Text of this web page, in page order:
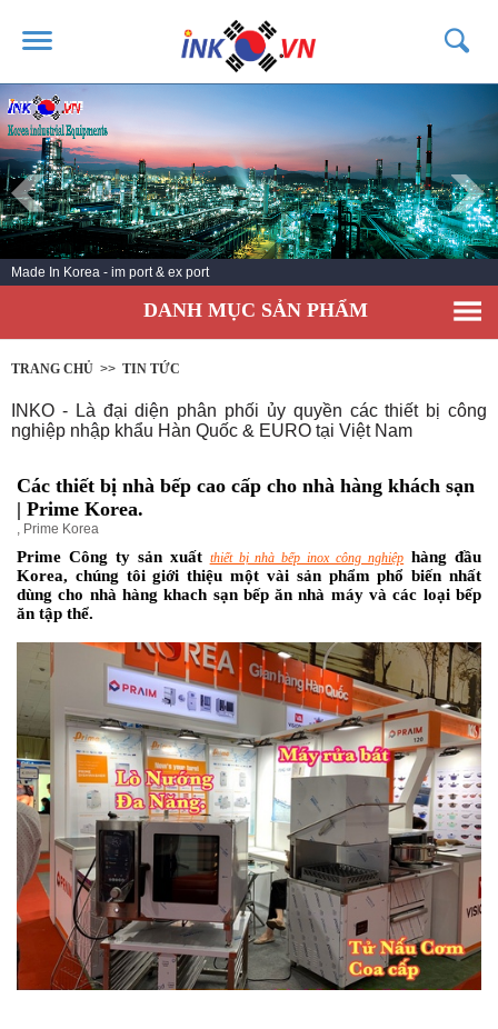
TRANG CHỦ
GIỚI THIỆU
SẢN PHẨM
DỊCH VỤ
TIN TỨC
KHÁCH HÀNG
Made In Korea - im port & ex port
DANH MỤC SẢN PHẨM
TRANG CHỦ >> TIN TỨC
INKO - Là đại diện phân phối ủy quyền các thiết bị công
nghiệp nhập khẩu Hàn Quốc & EURO tại Việt Nam
Các thiết bị nhà bếp cao cấp cho nhà hàng khách sạn
| Prime Korea.
Prime Korea
Prime Công ty sản xuất thiết bị nhà bếp inox công nghiệp hàng đầu
Korea, chúng tôi giới thiệu một vài sản phẩm phổ biến nhất
dùng cho nhà hàng khach sạn bếp ăn nhà máy và các loại bếp
ăn tập thể.